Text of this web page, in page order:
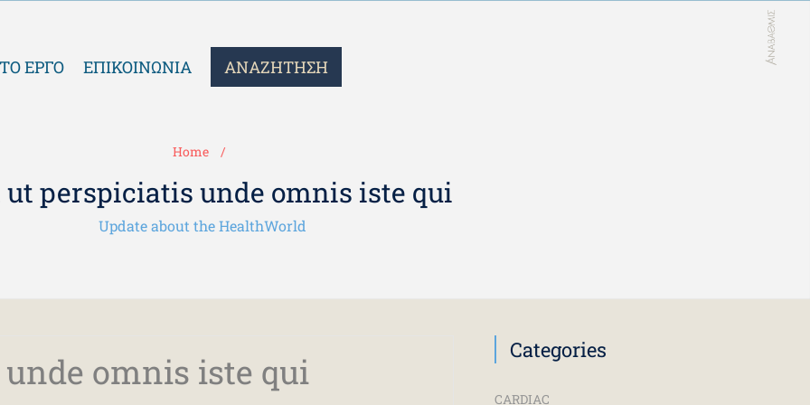
ΤΟ ΕΡΓΟ ΕΠΙΚΟΙΝΩΝΙΑ ΑΝΑΖΗΤΗΣΗ
Home
ut perspiciatis unde omnis iste qui
Update about the HealthWorld
omnis iste qui
Categories
CARDIAC